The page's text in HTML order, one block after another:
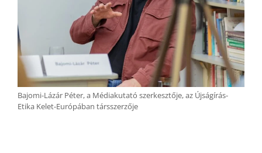
Bajomi-Lázár Péter, a Médiakutató szerkesztője, az Újságírás-
Etika Kelet-Európában társszerzője